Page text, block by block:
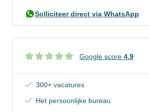
Solliciteer direct via WhatsApp
Google score 4.9
300+ vacatures
Het persoonlijke bureau